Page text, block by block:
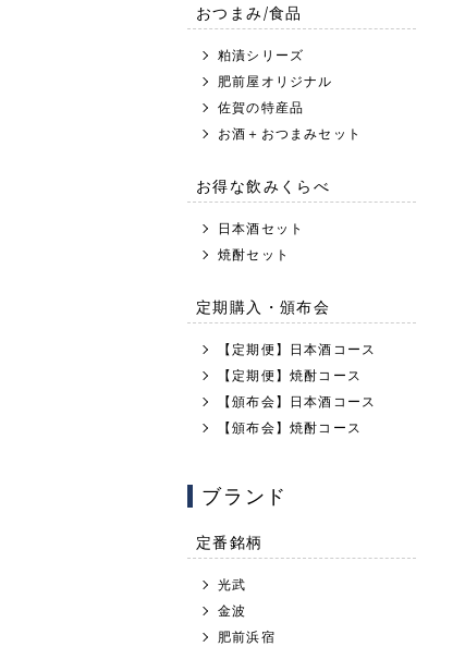
おつまみ/食品
粕漬シリーズ
肥前屋オリジナル
佐賀の特産品
お酒＋おつまみセット
お得な飲みくらべ
日本酒セット
焼酎セット
定期購入・頒布会
【定期便】日本酒コース
【定期便】焼酎コース
【頒布会】日本酒コース
【頒布会】焼酎コース
ブランド
定番銘柄
光武
金波
肥前浜宿